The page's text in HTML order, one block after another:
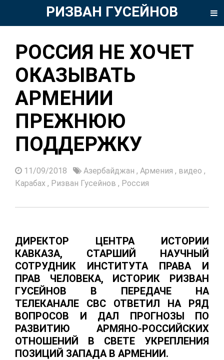
РИЗВАН ГУСЕЙНОВ
РОССИЯ НЕ ХОЧЕТ
ОКАЗЫВАТЬ
АРМЕНИИ
ПРЕЖНЮЮ
ПОДДЕРЖКУ
11/09/2018 Азербайджан , Армения , видео ,
Карабах , Ризван Гусейнов , Россия
ДИРЕКТОР ЦЕНТРА ИСТОРИИ
КАВКАЗА, СТАРШИЙ НАУЧНЫЙ
СОТРУДНИК ИНСТИТУТА ПРАВА И
ПРАВ ЧЕЛОВЕКА, ИСТОРИК РИЗВАН
ГУСЕЙНОВ В ПЕРЕДАЧЕ НА
ТЕЛЕКАНАЛЕ СВС ОТВЕТИЛ НА РЯД
ВОПРОСОВ И ДАЛ ПРОГНОЗЫ ПО
РАЗВИТИЮ АРМЯНО-РОССИЙСКИХ
ОТНОШЕНИЙ В СВЕТЕ УКРЕПЛЕНИЯ
ПОЗИЦИЙ ЗАПАДА В АРМЕНИИ.